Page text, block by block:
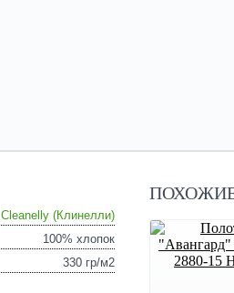
Cleanelly (Клинелли)
100% хлопок
330 гр/м2